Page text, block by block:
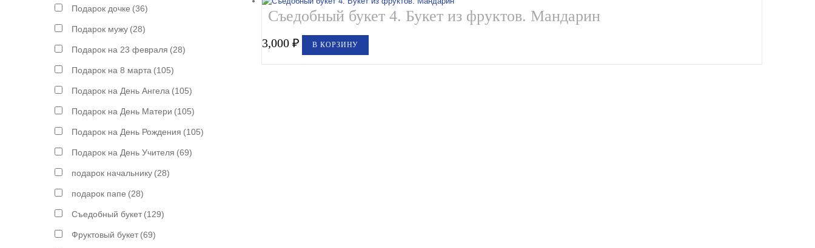
Съедобный букет 4. Букет из фруктов. Мандарин
3,000₽ В КОРЗИНУ
Подарок дочке (36)
Подарок мужу (28)
Подарок на 23 февраля (28)
Подарок на 8 марта (105)
Подарок на День Ангела (105)
Подарок на День Матери (105)
Подарок на День Рождения (105)
Подарок на День Учителя (69)
подарок начальнику (28)
подарок папе (28)
Съедобный букет (129)
Фруктовый букет (69)